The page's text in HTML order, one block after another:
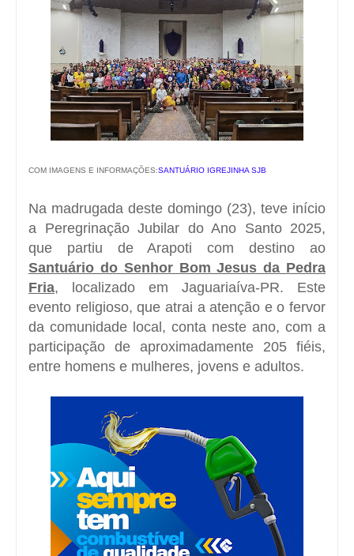
COM IMAGENS E INFORMAÇÕES:SANTUÁRIO IGREJINHA SJB
Na madrugada deste domingo (23), teve início
a Peregrinação Jubilar do Ano Santo 2025,
que partiu de Arapoti com destino ao
Santuário do Senhor Bom Jesus da Pedra
Fria, localizado em Jaguariaíva-PR. Este
evento religioso, que atrai a atenção e o fervor
da comunidade local, conta neste ano, com a
participação de aproximadamente 205 fiéis,
entre homens e mulheres, jovens e adultos.